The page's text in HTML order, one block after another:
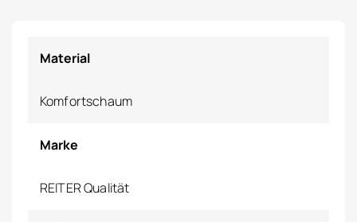
Material
Komfortschaum
Marke
REITER Qualität